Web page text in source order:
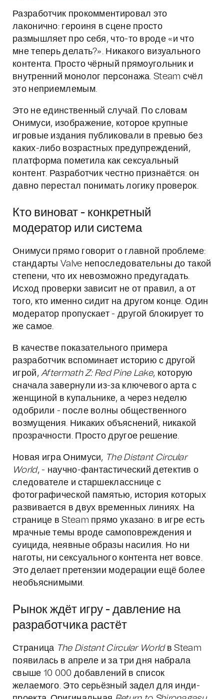
Разработчик прокомментировал это
лаконично: героиня в сцене просто
размышляет про себя, что-то вроде «и что
мне теперь делать?». Никакого визуального
контента. Просто чёрный прямоугольник и
внутренний монолог персонажа. Steam счёл
это неприемлемым.
Это не единственный случай. По словам
Онимуси, изображение, которое крупные
игровые издания публиковали в превью без
каких-либо возрастных предупреждений,
платформа пометила как сексуальный
контент. Разработчик честно признаётся: он
давно перестал понимать логику проверок.
Кто виноват - конкретный
модератор или система
Онимуси прямо говорит о главной проблеме:
стандарты Valve непоследовательны до такой
степени, что их невозможно предугадать.
Исход проверки зависит не от правил, а от
того, кто именно сидит на другом конце. Один
модератор пропускает - другой блокирует то
же самое.
В качестве показательного примера
разработчик вспоминает историю с другой
игрой,Aftermath Z: Red Pine Lake, которую
сначала завернули из-за ключевого арта с
женщиной в купальнике, а через неделю
одобрили - после волны общественного
возмущения. Никаких объяснений, никакой
прозрачности. Просто другое решение.
Новая игра Онимуси, The Distant Circular
World, - научно-фантастический детектив о
следователе и старшекласснице с
фотографической памятью, история которых
развивается в двух временных линиях. На
странице в Steam прямо указано: в игре есть
мрачные темы вроде самоповреждения и
суицида, неявные образы насилия. Но ни
наготы, ни сексуального контента нет вовсе.
Это делает претензии модерации ещё более
необъяснимыми.
Рынок ждёт игру - давление на
разработчика растёт
Страница The Distant Circular Worldв Steam
появилась в апреле и за три дня набрала
свыше 10 000 добавлений в список
желаемого. Это серьёзный задел для инди-